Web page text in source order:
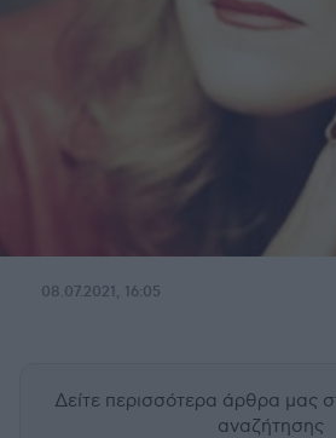
08.07.2021, 16:05
Δείτε περισσότερα άρθρα μας
αναζήτησης